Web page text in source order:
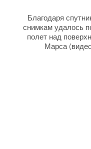
Благодаря
снимкам удалось
полет над
Марса